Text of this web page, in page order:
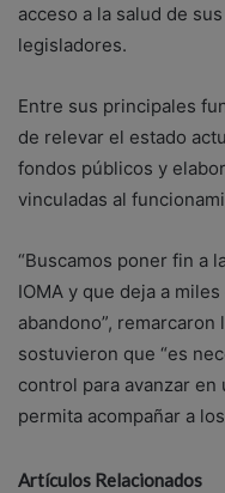
acceso a la salud de
legisladores.
Entre sus principales
de relevar el estado
fondos públicos y
vinculadas al
“Buscamos poner fin a
IOMA y que deja a
abandono”,
sostuvieron que “es
control para avanzar
permita acompañar a
Artículos Relacionados